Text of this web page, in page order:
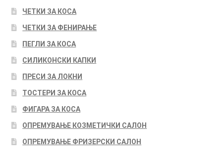
ЧЕТКИ ЗА КОСА
ЧЕТКИ ЗА ФЕНИРАЊЕ
ПЕГЛИ ЗА КОСА
СИЛИКОНСКИ КАПКИ
ПРЕСИ ЗА ЛОКНИ
ТОСТЕРИ ЗА КОСА
ФИГАРА ЗА КОСА
ОПРЕМУВАЊЕ КОЗМЕТИЧКИ САЛОН
ОПРЕМУВАЊЕ ФРИЗЕРСКИ САЛОН